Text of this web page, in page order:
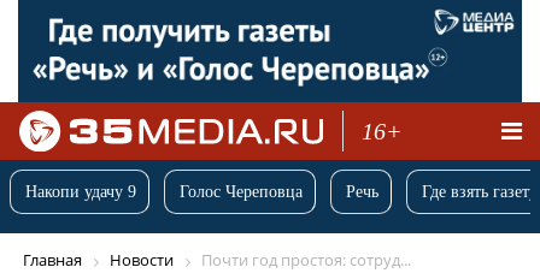
16+
Накопи удачу 9 Голос Череповца Речь Где взять
Главная Новости Почти год простоя: сотруд...